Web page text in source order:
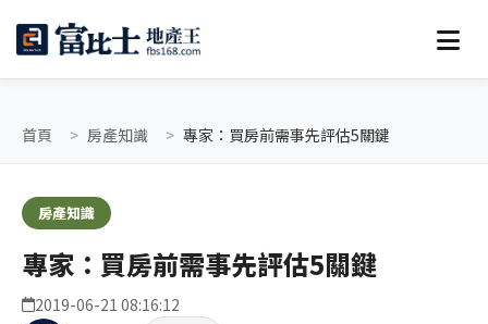
首頁 房產知識 專家：買房前需事先評估5關鍵
房產知識
專家：買房前需事先評估5關鍵
2019-06-21 08:16:12